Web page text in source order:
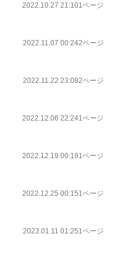
2022.10.27 21:101ページ
2022.11.07 00:242ページ
2022.11.22 23:082ページ
2022.12.06 22:241ページ
2022.12.19 00:191ページ
2022.12.25 00:151ページ
2023.01.11 01:251ページ